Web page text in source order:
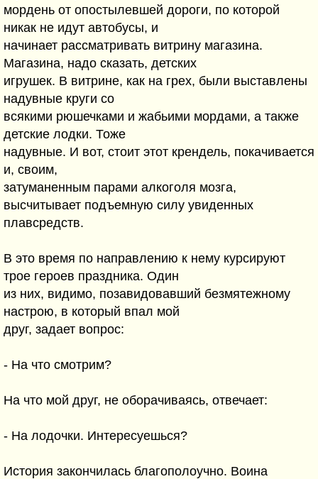
мордень от опостылевшей дороги, по которой
никак не идут автобусы, и
начинает рассматривать витрину магазина.
Магазина, надо сказать, детских
игрушек. В витрине, как на грех, были выставлены
надувные круги со
всякими рюшечками и жабьими мордами, а также
детские лодки. Тоже
надувные. И вот, стоит этот крендель, покачивается
и, своим,
затуманенным парами алкоголя мозга,
высчитывает подъемную силу увиденных
плавсредств.
В это время по направлению к нему курсируют
трое героев праздника. Один
из них, видимо, позавидовавший безмятежному
настрою, в который впал мой
друг, задает вопрос:
- На что смотрим?
На что мой друг, не оборачиваясь, отвечает:
- На лодочки. Интересуешься?
История закончилась благополоучно. Воина